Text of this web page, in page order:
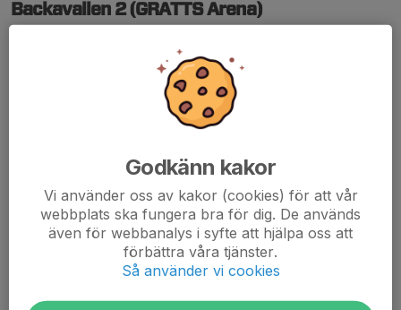
Backavallen 2 (GRATTS Arena)
Passning/Övergångsspel/Teknik
Godkänn kakor
Vi använder oss av kakor (cookies) för att vår
webbplats ska fungera bra för dig. De används
även för webbanalys i syfte att hjälpa oss att
förbättra våra tjänster.
Så använder vi cookies